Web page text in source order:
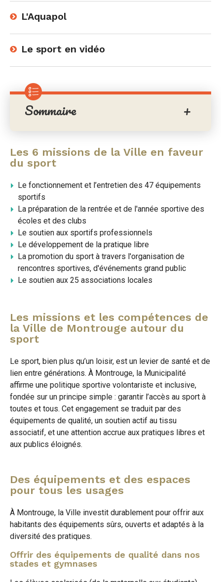
L'Aquapol
Le sport en vidéo
Sommaire
Les 6 missions de la Ville en faveur
du sport
Le fonctionnement et l’entretien des 47 équipements
sportifs
La préparation de la rentrée et de l'année sportive des
écoles et des clubs
Le soutien aux sportifs professionnels
Le développement de la pratique libre
La promotion du sport à travers l'organisation de
rencontres sportives, d'événements grand public
Le soutien aux 25 associations locales
Les missions et les compétences de
la Ville de Montrouge autour du
sport
Le sport, bien plus qu’un loisir, est un levier de santé et de
lien entre générations. À Montrouge, la Municipalité
affirme une politique sportive volontariste et inclusive,
fondée sur un principe simple : garantir l’accès au sport à
toutes et tous. Cet engagement se traduit par des
équipements de qualité, un soutien actif au tissu
associatif, et une attention accrue aux pratiques libres et
aux publics éloignés.
Des équipements et des espaces
pour tous les usages
À Montrouge, la Ville investit durablement pour offrir aux
habitants des équipements sûrs, ouverts et adaptés à la
diversité des pratiques.
Offrir des équipements de qualité dans nos
stades et gymnases